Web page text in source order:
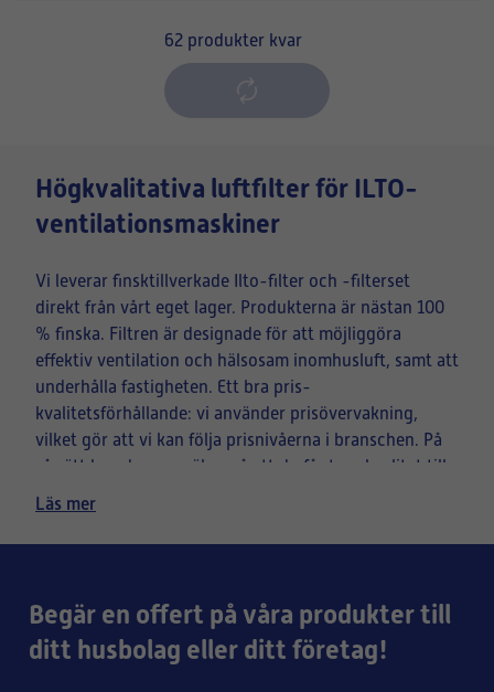
62 produkter kvar
Högkvalitativa luftfilter för ILTO-
ventilationsmaskiner
Vi leverar finsktillverkade Ilto-filter och -filterset
direkt från vårt eget lager. Produkterna är nästan 100
% finska. Filtren är designade för att möjliggöra
effektiv ventilation och hälsosam inomhusluft, samt att
underhålla fastigheten. Ett bra pris-
kvalitetsförhållande: vi använder prisövervakning,
vilket gör att vi kan följa prisnivåerna i branschen. På
så sätt kan du vara säker på att du får toppkvalitet till
ett förmånligt pris.
ventilationsaggregat
uppfyller samma kvalitetskrav
som originalfiltren (vänligen beakta att
apparattillverkaren kan ställa garantikrav för
Läs mer
Begär en offert på våra produkter till
ditt husbolag eller ditt företag!